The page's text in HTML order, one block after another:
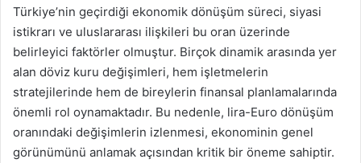
Türkiye’nin geçirdiği ekonomik dönüşüm süreci, siyasi
istikrarı ve uluslararası ilişkileri bu oran üzerinde
belirleyici faktörler olmuştur. Birçok dinamik arasında yer
alan döviz kuru değişimleri, hem işletmelerin
stratejilerinde hem de bireylerin finansal planlamalarında
önemli rol oynamaktadır. Bu nedenle, lira-Euro dönüşüm
oranındaki değişimlerin izlenmesi, ekonominin genel
görünümünü anlamak açısından kritik bir öneme sahiptir.